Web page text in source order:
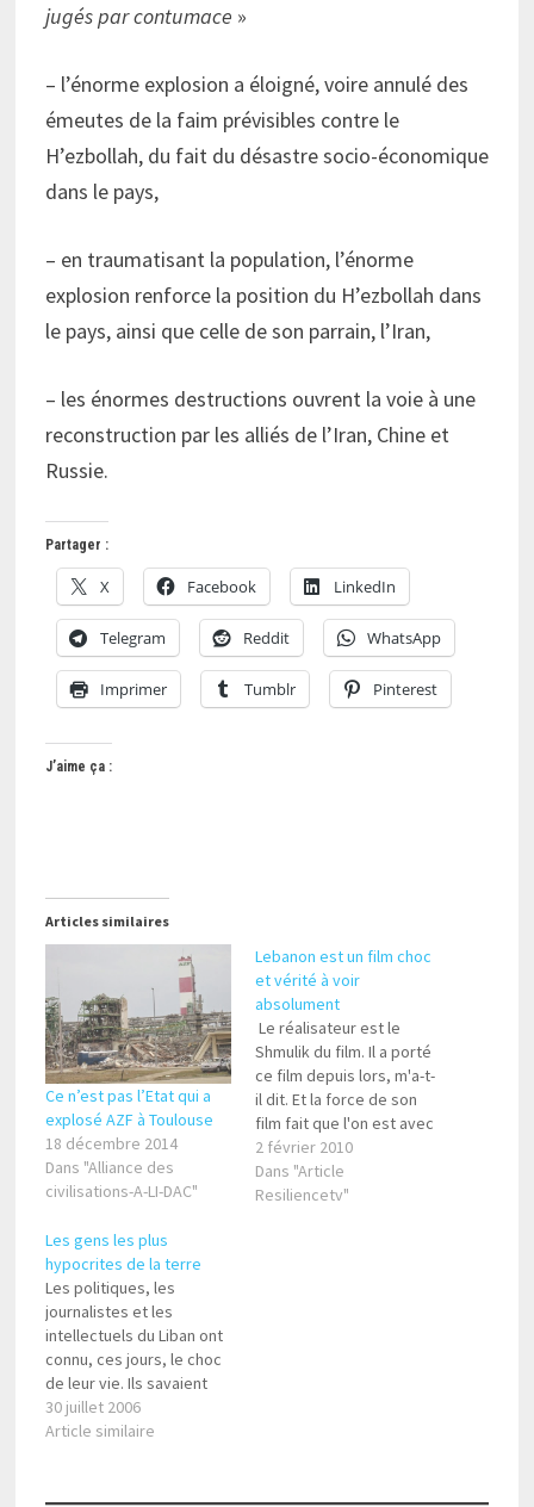
jugés par contumace »
– l’énorme explosion a éloigné, voire annulé des
émeutes de la faim prévisibles contre le
H’ezbollah, du fait du désastre socio-économique
dans le pays,
– en traumatisant la population, l’énorme
explosion renforce la position du H’ezbollah dans
le pays, ainsi que celle de son parrain, l’Iran,
– les énormes destructions ouvrent la voie à une
reconstruction par les alliés de l’Iran, Chine et
Russie.
Partager :
X Facebook LinkedIn
Telegram Reddit WhatsApp
Imprimer Tumblr Pinterest
J’aime ça :
Articles similaires
Ce n’est pas l’Etat qui a
explosé AZF à Toulouse
18 décembre 2014
Dans "Alliance des
civilisations-A-LI-DAC"
Lebanon est un film choc
et vérité à voir
absolument
Le réalisateur est le
Shmulik du film. Il a porté
ce film depuis lors, m'a-t-
il dit. Et la force de son
film fait que l'on est avec
lui dans ce tank. On vit
chaque instant avec
l'équipage, le prisonnier
2 février 2010
Dans "Article
Resiliencetv"
Les gens les plus
hypocrites de la terre
Les politiques, les
journalistes et les
intellectuels du Liban ont
connu, ces jours, le choc
de leur vie. Ils savaient
bien que le Hezbollah
avait constitué un Etat
les ministères et les
30 juillet 2006
Article similaire